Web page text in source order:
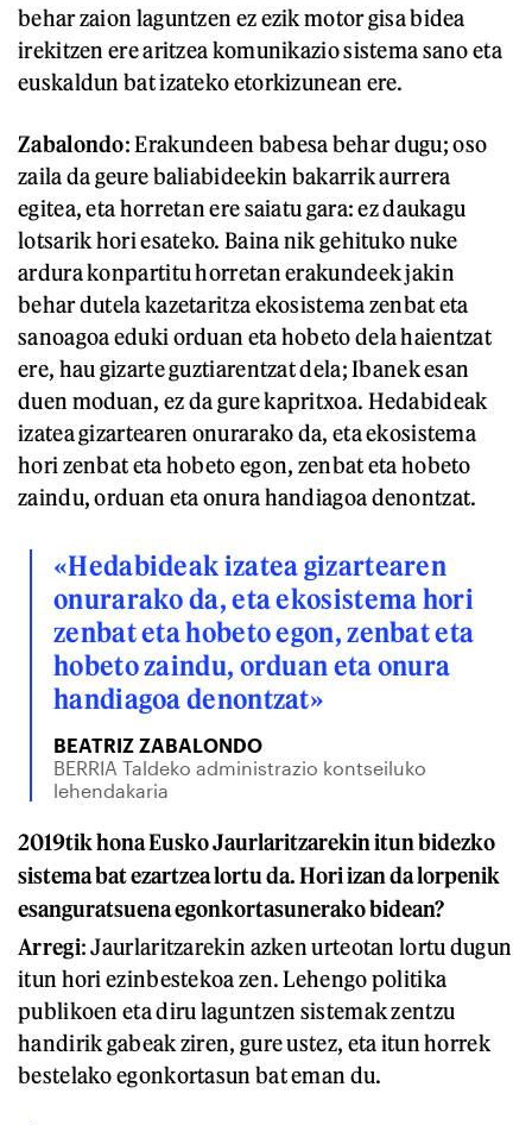
behar zaion laguntzen ez ezik motor gisa bidea
irekitzen ere aritzea komunikazio sistema sano eta
euskaldun bat izateko etorkizunean ere.
Zabalondo: Erakundeen babesa behar dugu; oso
zaila da geure baliabideekin bakarrik aurrera
egitea, eta horretan ere saiatu gara: ez daukagu
lotsarik hori esateko. Baina nik gehituko nuke
ardura konpartitu horretan erakundeek jakin
behar dutela kazetaritza ekosistema zenbat eta
sanoagoa eduki orduan eta hobeto dela haientzat
ere, hau gizarte guztiarentzat dela; Ibanek esan
duen moduan, ez da gure kapritxoa. Hedabideak
izatea gizartearen onurarako da, eta ekosistema
hori zenbat eta hobeto egon, zenbat eta hobeto
zaindu, orduan eta onura handiagoa denontzat.
«Hedabideak izatea gizartearen
onurarako da, eta ekosistema hori
zenbat eta hobeto egon, zenbat eta
hobeto zaindu, orduan eta onura
handiagoa denontzat»
BEATRIZ ZABALONDO
BERRIA Taldeko administrazio kontseiluko
lehendakaria
2019tik hona Eusko Jaurlaritzarekin itun bidezko
sistema bat ezartzea lortu da. Hori izan da lorpenik
esanguratsuena egonkortasunerako bidean?
Arregi: Jaurlaritzarekin azken urteotan lortu dugun
itun hori ezinbestekoa zen. Lehengo politika
publikoen eta diru laguntzen sistemak zentzu
handirik gabeak ziren, gure ustez, eta itun horrek
bestelako egonkortasun bat eman du.